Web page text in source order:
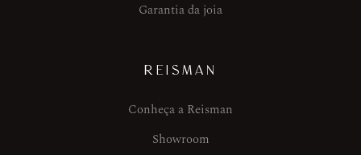
Garantia da joia
REISMAN
Conheça a Reisman
Showroom